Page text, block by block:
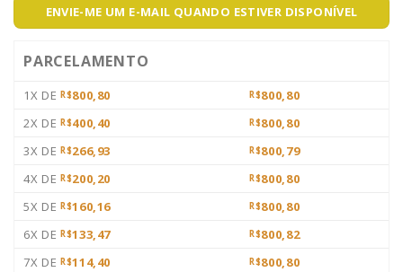
ENVIE-ME UM E-MAIL QUANDO ESTIVER DISPONÍVEL
PARCELAMENTO
1X DE R$800,80 R$800,80
2X DE R$400,40 R$800,80
3X DE R$266,93 R$800,79
4X DE R$200,20 R$800,80
5X DE R$160,16 R$800,80
6X DE R$133,47 R$800,82
7X DE R$114,40 R$800,80